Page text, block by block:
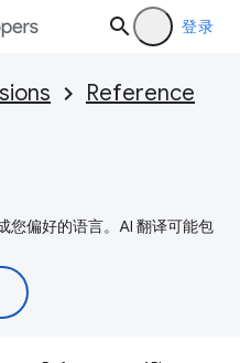
登录
Reference
您偏好的语言。AI 翻译可能包